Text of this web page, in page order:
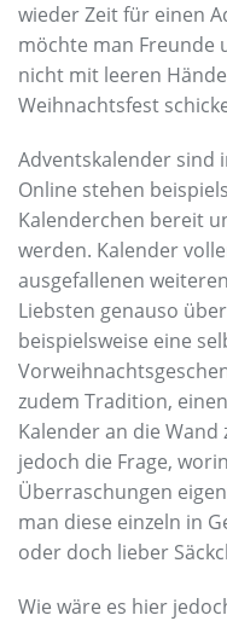
wieder Zeit für einen
möchte man Freunde
nicht mit leeren
Weihnachtsfest
Adventskalender sind
Online stehen
Kalenderchen bereit
werden. Kalender
ausgefallenen
Liebsten genauso
beispielsweise eine
zudem Tradition,
Kalender an die
jedoch die Frage,
Überraschungen
man diese einzeln in
oder doch lieber
Wie wäre es hier